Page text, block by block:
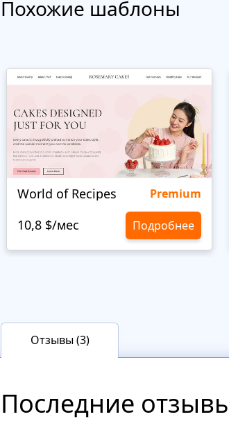
Похожие шаблоны
World of Recipes Premium
10,8 $/мес Подробнее
Отзывы (3)
Последние